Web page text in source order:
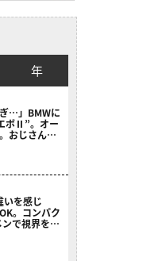
年
…」BMWに
ボⅡ”。オー
おじさん達
いを感じ
。コンパク
で視界を確
ル］